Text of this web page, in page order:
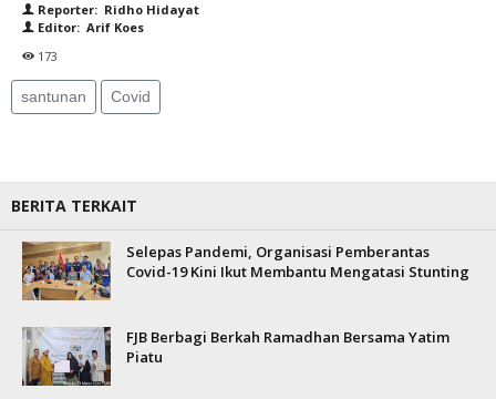
Reporter: Ridho Hidayat
Editor: Arif Koes
173
santunan Covid
BERITA TERKAIT
Selepas Pandemi, Organisasi Pemberantas
Covid-19 Kini Ikut Membantu Mengatasi Stunting
FJB Berbagi Berkah Ramadhan Bersama Yatim
Piatu